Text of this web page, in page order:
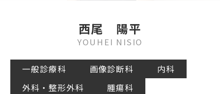
西尾 陽平
YOUHEI NISIO
一般診療科 画像診断科
内科
外科・整形外科
腫瘍科